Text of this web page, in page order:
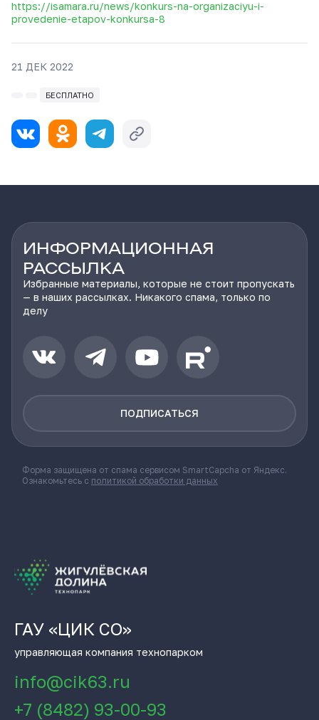
https://isamara.ru/news/konkurs-na-organizaciyu-i-
provedenie-etapov-konkursa-8
21 ДЕК 2022
БЕСПЛАТНО
ИНФОРМАЦИОННАЯ
РАССЫЛКА
Избранные материалы, которые не стоит пропускать
— в наших рассылках. Никакого спама, только по
делу
ПОДПИСАТЬСЯ
Форма защищена от спама сервисом SmartCapcha от Яндекс.
Ознакомьтесь с политикой обработки данных
ГАУ «ЦИК СО»
управляющая компания технопарком
info@cik63.ru
+7 (8482) 93-00-93